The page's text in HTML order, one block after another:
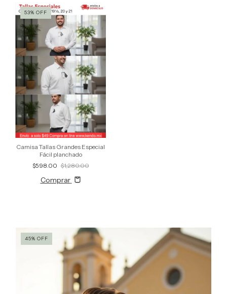
53% OFF
Camisa Tallas Grandes Especial
Fácil planchado
$598.00 $1,280.00
Comprar
45% OFF